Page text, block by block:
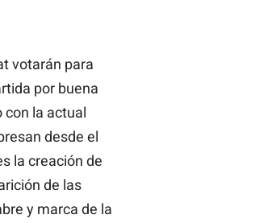
votarán para
por buena
con la actual
desde el
la creación de
de las
y marca de la